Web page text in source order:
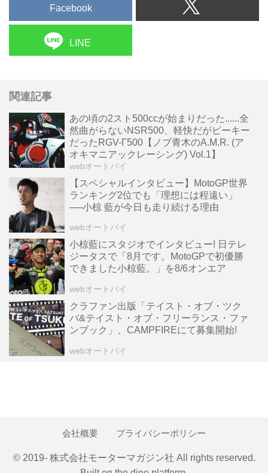
Facebook
LINE
関連記事
あの頃の2スト500ccが始まりだった......全
然曲がらないNSR500、軽快だがピーキー
だったRGV-Γ500【ノブ青木のA.M.R. (ア
オキマニアックレーシング) Vol.1】
webオートバイ
【スペシャルインタビュー】MotoGP世界
ランキング2位でも「理想には程遠い」
──小椋 藍が今日も走り続ける理由
webオートバイ
小椋藍にスタジオでインタビュー! 日テレ
ジータスで「8月です。MotoGPで初優勝
できました小椋藍。」を8/6オンエア
webオートバイ
クラファン出版「テイスト・オブ・ツク
バ&テイスト・オブ・フリーランス・ファ
ンブック」、CAMPFIREにて募集開始!
webオートバイ
会社概要 プライバシーポリシー
© 2019- 株式会社モーターマガジン社 All rights reserved.